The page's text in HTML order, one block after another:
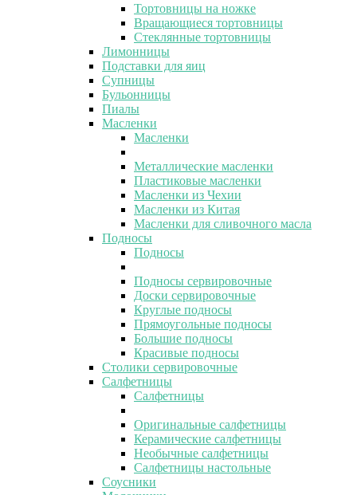
Тортовницы на ножке
Вращающиеся тортовницы
Стеклянные тортовницы
Лимонницы
Подставки для яиц
Супницы
Бульонницы
Пиалы
Масленки
Масленки
Металлические масленки
Пластиковые масленки
Масленки из Чехии
Масленки из Китая
Масленки для сливочного масла
Подносы
Подносы
Подносы сервировочные
Доски сервировочные
Круглые подносы
Прямоугольные подносы
Большие подносы
Красивые подносы
Столики сервировочные
Салфетницы
Салфетницы
Оригинальные салфетницы
Керамические салфетницы
Необычные салфетницы
Салфетницы настольные
Соусники